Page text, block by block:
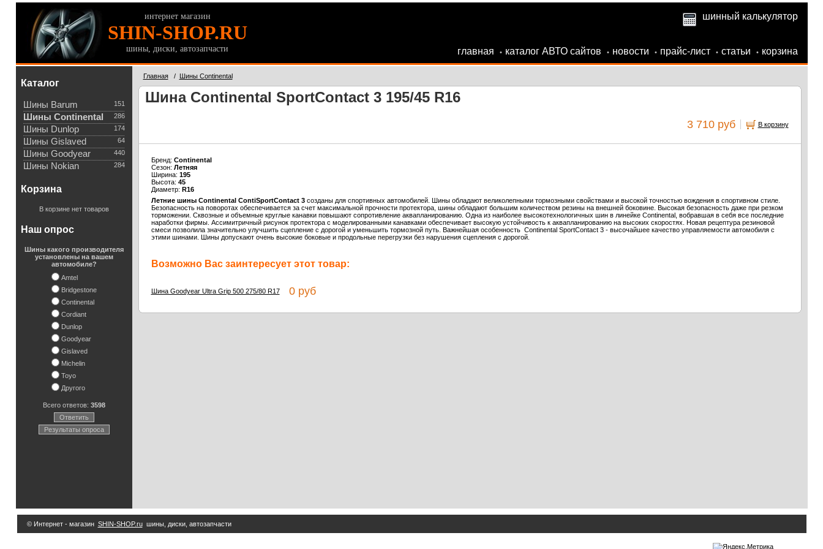
интернет магазин
SHIN-SHOP.RU
шины, диски, автозапчасти
шинный калькулятор
главная • каталог АВТО сайтов • новости • прайс-лист • статьи • корзина
Каталог
151
Шины Barum
286
Шины Continental
174
Шины Dunlop
64
Шины Gislaved
440
Шины Goodyear
284
Шины Nokian
Корзина
В корзине нет товаров
Наш опрос
Шины какого производителя
установлены на вашем
автомобиле?
Amtel
Bridgestone
Continental
Cordiant
Dunlop
Goodyear
Gislaved
Michelin
Toyo
Другого
Всего ответов: 3598
Ответить
Результаты опроса
Главная/ Шины Continental
Шина Continental SportContact 3 195/45 R16
3 710 руб В корзину
Бренд: Continental
Сезон: Летняя
Ширина: 195
Высота: 45
Диаметр: R16
Летние шины Continental ContiSportContact 3созданы для спортивных автомобилей. Шины обладают великолепными тормозными свойствами и высокой точностью вождения в спортивном стиле.
Безопасность на поворотах обеспечивается за счет максимальной прочности протектора, шины обладают большим количеством резины на внешней боковине. Высокая безопасность даже при резком
торможении. Сквозные и объемные круглые канавки повышают сопротивление аквапланированию. Одна из наиболее высокотехнологичных шин в линейке Continental, вобравшая в себя все последние
наработки фирмы. Ассимитричный рисунок протектора с моделированными канавками обеспечивает высокую устойчивость к аквапланированию на высоких скоростях. Новая рецептура резиновой
смеси позволила значительно улучшить сцепление с дорогой и уменьшить тормозной путь. Важнейшая особенность Continental SportContact 3 - высочайшее качество управляемости автомобиля с
этими шинами. Шины допускают очень высокие боковые и продольные перегрузки без нарушения сцепления с дорогой.
Возможно Вас заинтересует этот товар:
Шина Goodyear Ultra Grip 500 275/80 R170 руб
© Интернет - магазин SHIN-SHOP.ruшины, диски, автозапчасти